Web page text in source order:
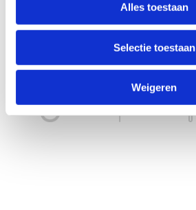
Alles toestaan
Selectie toestaan
Weigeren